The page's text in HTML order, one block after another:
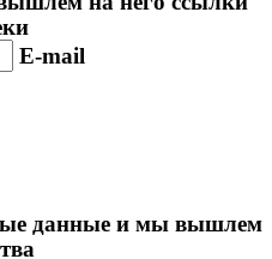
E-mail
данные и мы вышлем